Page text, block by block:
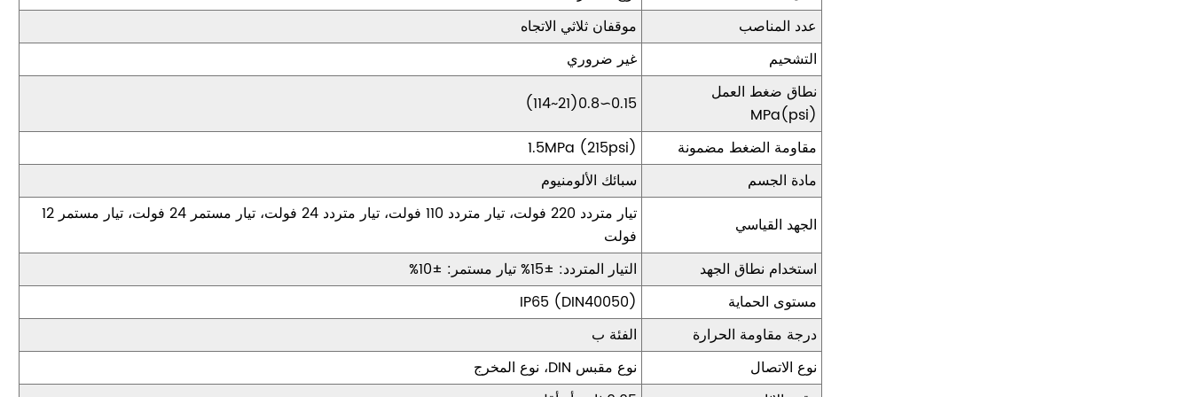
عدد المناصب
موقفان ثلاثي الاتجاه
التشحيم
غير ضروري
نطاق ضغط العمل
MPa(psi)
0.15∼0.8(21~114)
مقاومة الضغط مضمونة
1.5MPa (215psi)
مادة الجسم
سبائك الألومنيوم
الجهد القياسي
تيار متردد 220 فولت، تيار متردد 110 فولت، تيار متردد 24 فولت، تيار مستمر 24 فولت، تيار مستمر 12
فولت
استخدام نطاق الجهد
التيار المتردد: ±15% تيار مستمر: ±10%
مستوى الحماية
IP65 (DIN40050)
درجة مقاومة الحرارة
الفئة ب
نوع الاتصال
نوع مقبس DIN، نوع المخرج